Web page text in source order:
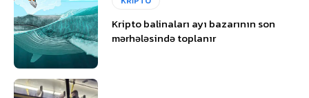
Kripto balinaları ayı bazarının son
mərhələsində toplanır